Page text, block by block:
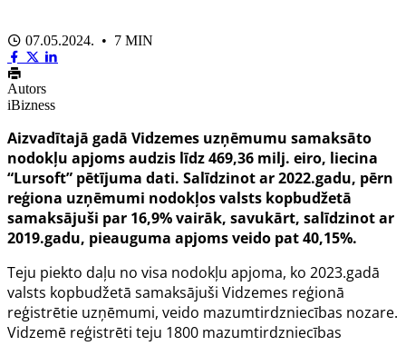
07.05.2024. • 7 MIN
Autors
iBizness
Aizvadītajā gadā Vidzemes uzņēmumu samaksāto
nodokļu apjoms audzis līdz 469,36 milj. eiro, liecina
“Lursoft” pētījuma dati. Salīdzinot ar 2022.gadu, pērn
reģiona uzņēmumi nodokļos valsts kopbudžetā
samaksājuši par 16,9% vairāk, savukārt, salīdzinot ar
2019.gadu, pieauguma apjoms veido pat 40,15%.
Teju piekto daļu no visa nodokļu apjoma, ko 2023.gadā
valsts kopbudžetā samaksājuši Vidzemes reģionā
reģistrētie uzņēmumi, veido mazumtirdzniecības nozare.
Vidzemē reģistrēti teju 1800 mazumtirdzniecības